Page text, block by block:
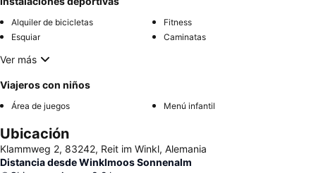
Alquiler de bicicletas
Fitness
Esquiar
Caminatas
Ver más
Viajeros con niños
Área de juegos Menú infantil
Ubicación
Klammweg 2, 83242, Reit im Winkl, Alemania
Distancia desde Winklmoos Sonnenalm